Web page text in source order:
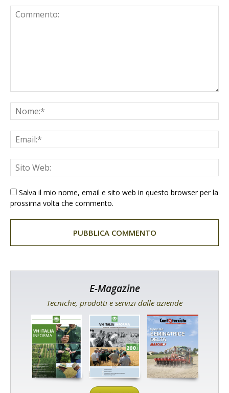
Salva il mio nome, email e sito web in questo browser per la
prossima volta che commento.
E-Magazine
Tecniche, prodotti e servizi dalle aziende